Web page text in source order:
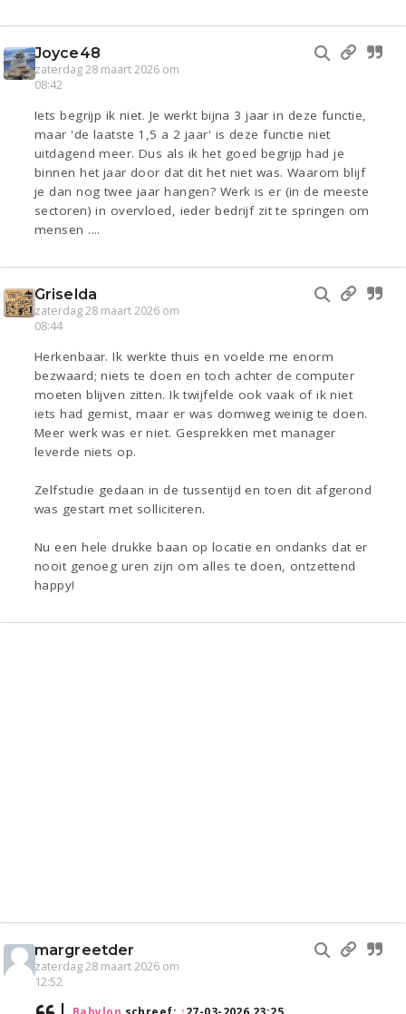
Joyce48
zaterdag 28 maart 2026 om
08:42
Iets begrijp ik niet. Je werkt bijna 3 jaar in deze functie,
maar 'de laatste 1,5 a 2 jaar' is deze functie niet
uitdagend meer. Dus als ik het goed begrijp had je
binnen het jaar door dat dit het niet was. Waarom blijf
je dan nog twee jaar hangen? Werk is er (in de meeste
sectoren) in overvloed, ieder bedrijf zit te springen om
mensen ....
Griselda
zaterdag 28 maart 2026 om
08:44
Herkenbaar. Ik werkte thuis en voelde me enorm
bezwaard; niets te doen en toch achter de computer
moeten blijven zitten. Ik twijfelde ook vaak of ik niet
iets had gemist, maar er was domweg weinig te doen.
Meer werk was er niet. Gesprekken met manager
leverde niets op.
Zelfstudie gedaan in de tussentijd en toen dit afgerond
was gestart met solliciteren.
Nu een hele drukke baan op locatie en ondanks dat er
nooit genoeg uren zijn om alles te doen, ontzettend
happy!
margreetder
zaterdag 28 maart 2026 om
12:52